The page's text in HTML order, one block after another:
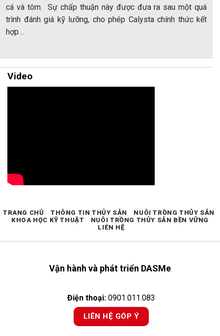
cá và tôm. Sự chấp thuận này được đưa ra sau một quá
trình đánh giá kỹ lưỡng, cho phép Calysta chính thức kết
hợp…
Video
Vận hành và phát triển DASMe
Điện thoại: 0901.011.083
LIÊN HỆ GÓP Ý
TRANG CHỦ THÔNG TIN THỦY SẢN
NUÔI TRỒNG THỦY SẢN
KHOA HỌC KỸ THUẬT
NUÔI TRỒNG THỦY SẢN BỀN VỮNG
LIÊN HỆ